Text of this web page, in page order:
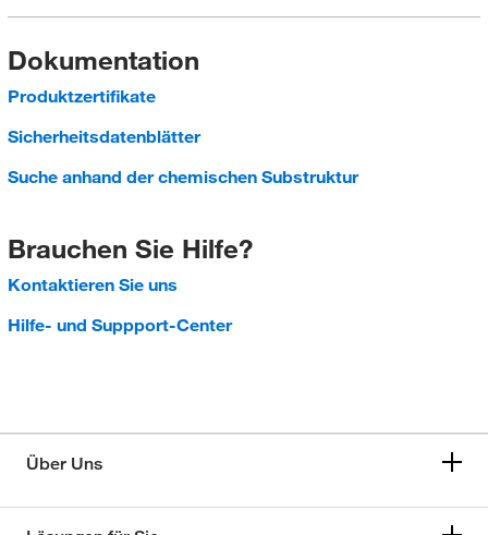
Dokumentation
Produktzertifikate
Sicherheitsdatenblätter
Suche anhand der chemischen Substruktur
Brauchen Sie Hilfe?
Kontaktieren Sie uns
Hilfe- und Suppport-Center
Über Uns